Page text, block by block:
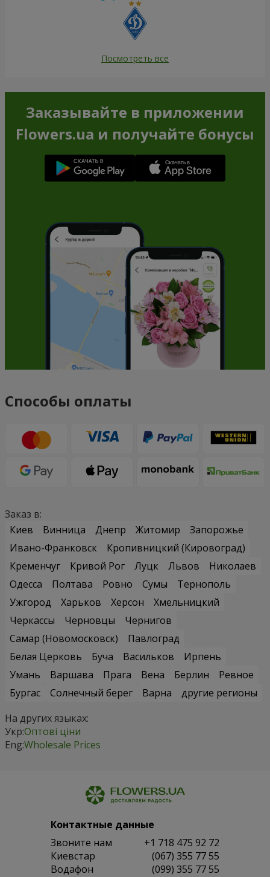
Посмотреть все
Заказывайте в приложении
Flowers.ua и получайте бонусы
Способы оплаты
Заказ в:
Киев
Винница Днепр Житомир
Запорожье
Ивано-Франковск
Кропивницкий (Кировоград)
Кременчуг
Кривой Рог Луцк Львов
Николаев
Одесса
Полтава Ровно Сумы
Тернополь
Ужгород
Харьков Херсон
Хмельницкий
Черкассы
Черновцы
Чернигов
Самар (Новомосковск)
Павлоград
Белая Церковь
Буча Васильков
Ирпень
Умань
Варшава Прага Вена Берлин
Ревное
Бургас
Солнечный берег Варна
другие регионы
На других языках:
Укр:Оптові ціни
Eng:Wholesale Prices
Контактные данные
Звоните нам
+1 718 475 92 72
Киевстар
(067) 355 77 55
Водафон
(099) 355 77 55